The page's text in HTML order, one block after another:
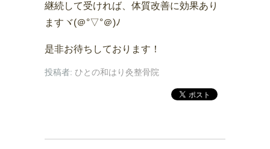
継続して受ければ、体質改善に効果あり
ますヾ(＠°▽°＠)ﾉ
是非お待ちしております！
投稿者: ひとの和はり灸整骨院